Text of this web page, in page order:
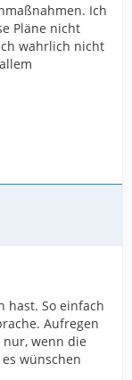
Ich
Pläne nicht
wahrlich nicht
hast. So einfach
Aufregen
wenn die
wünschen